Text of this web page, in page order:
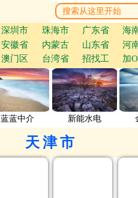
深圳市 珠海市 广东省 海
安徽省 内蒙古 山东省 河
澳门区 台湾省 招找工 加
蓝蓝中介 新能水电
天津市